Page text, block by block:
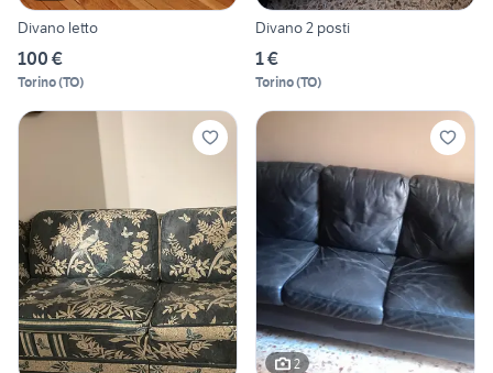
Divano letto
100 €
Torino(TO)
Divano 2 posti
1 €
Torino(TO)
2